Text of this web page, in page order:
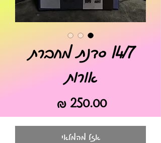
14/7 סדנת מחברת
אורות
אזל מהמלאי